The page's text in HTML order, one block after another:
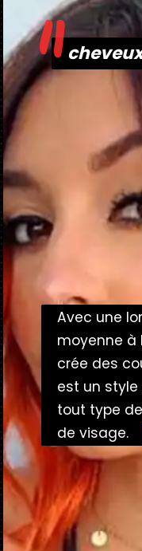
Avec une
moyenne à
crée des
est un
tout type
de visage.
Avec une
moyenne à
crée des
est un
tout type
de visage.
"